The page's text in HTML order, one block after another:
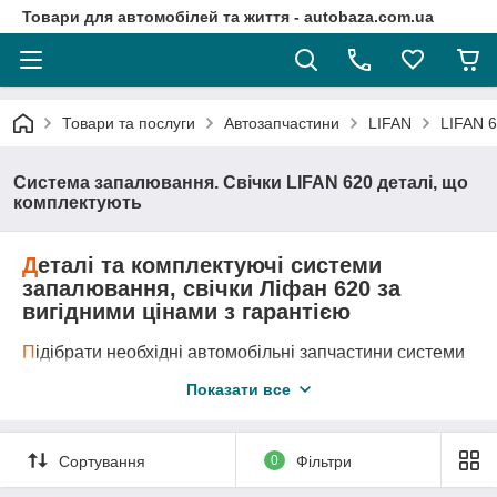
Товари для автомобілей та життя - autobaza.com.ua
Товари та послуги Автозапчастини LIFAN LIFAN
Система запалювання. Свічки LIFAN 620 деталі, що
комплектують
Деталі та комплектуючі системи
запалювання, свічки Ліфан 620 за
вигідними цінами з гарантією
Підібрати необхідні автомобільні запчастини системи
запчастин дуже просто.
логістичними компаніями.
Авторозборка LIFAN 620 - це оригінальні запчастини
Показати все
Сортування 0 Фільтри